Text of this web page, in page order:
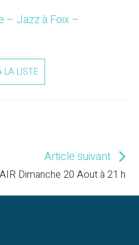
– Jazz à Foix –
LA LISTE
Article suivant
Dimanche 20 Aout à 21 h